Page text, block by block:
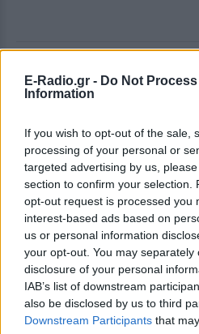
E-Radio.gr - Do Not
Information
If you wish to opt-out of the sale,
processing of your personal or
targeted advertising by us,
section to confirm your selection.
opt-out request is processed you
interest-based ads based on
us or personal information
your opt-out. You may
disclosure of your personal
IAB’s list of downstream
also be disclosed by us to third
Downstream Participants that
ΔΕΙΤΕ ΕΠΙΣΗΣ
Αριελ
δεν
ΣΉΜΕΡΑ
Δεν με
οποία
έξαλλη
βανάκι